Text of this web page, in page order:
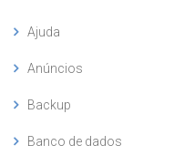
Ajuda
Anúncios
Backup
Banco de dados